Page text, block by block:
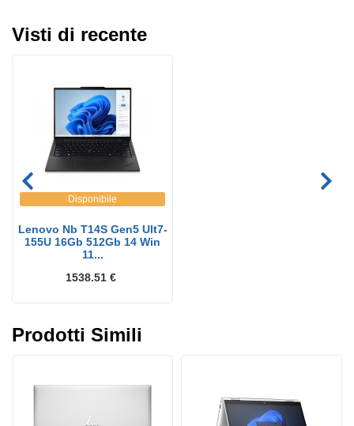
Visti di recente
Disponibile
Lenovo Nb T14S Gen5 Ult7-
155U 16Gb 512Gb 14 Win
11...
1538.51 €
Prodotti Simili